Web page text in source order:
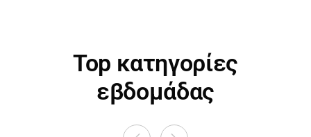
Top κατηγορίες
εβδομάδας